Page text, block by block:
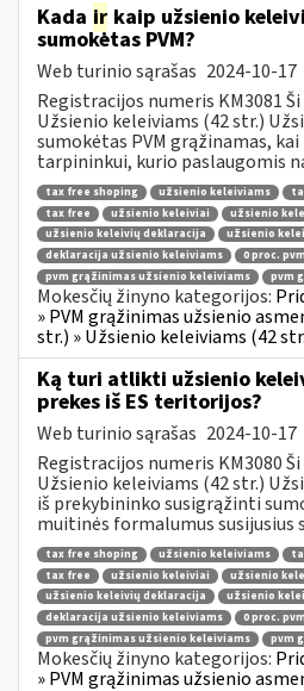
Kada ir kaip užsienio
sumokėtas PVM?
Web turinio sąrašas 2024-10-17
Registracijos numeris KM3081
Užsienio keleiviams (42 str.)
sumokėtas PVM grąžinamas,
tarpininkui, kurio paslaugomis
tax free shoping užsienio keleiviams
tax free
užsienio keleiviai
užsienio
užsienio keleivių deklaracija
užsienio
deklaracija užsienio keleiviams
0 proc.
pvm grąžinimas užsienio keleiviams
pvm
Mokesčių žinyno kategorijos:
» PVM grąžinimas užsienio
str.) » Užsienio keleiviams (42
Ką turi atlikti užsienio
prekes iš ES teritorijos?
Web turinio sąrašas 2024-10-17
Registracijos numeris KM3080
Užsienio keleiviams (42 str.)
iš prekybininko susigrąžinti
muitinės formalumus susijusius
tax free shoping užsienio keleiviams
tax free
užsienio keleiviai
užsienio
užsienio keleivių deklaracija
užsienio
deklaracija užsienio keleiviams
0 proc.
pvm grąžinimas užsienio keleiviams
pvm
Mokesčių žinyno kategorijos:
» PVM grąžinimas užsienio